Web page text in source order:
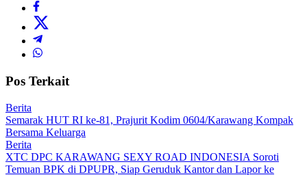
Pos Terkait
Berita
Semarak HUT RI ke-81, Prajurit Kodim 0604/Karawang Kompak
Bersama Keluarga
Berita
XTC DPC KARAWANG SEXY ROAD INDONESIA Soroti
Temuan BPK di DPUPR, Siap Geruduk Kantor dan Lapor ke